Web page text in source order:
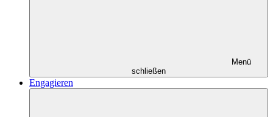
Menü
schließen
Engagieren